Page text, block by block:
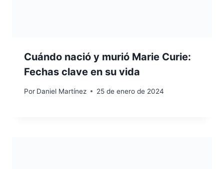
Cuándo nació y murió Marie Curie:
Fechas clave en su vida
Por Daniel Martínez 25 de enero de 2024